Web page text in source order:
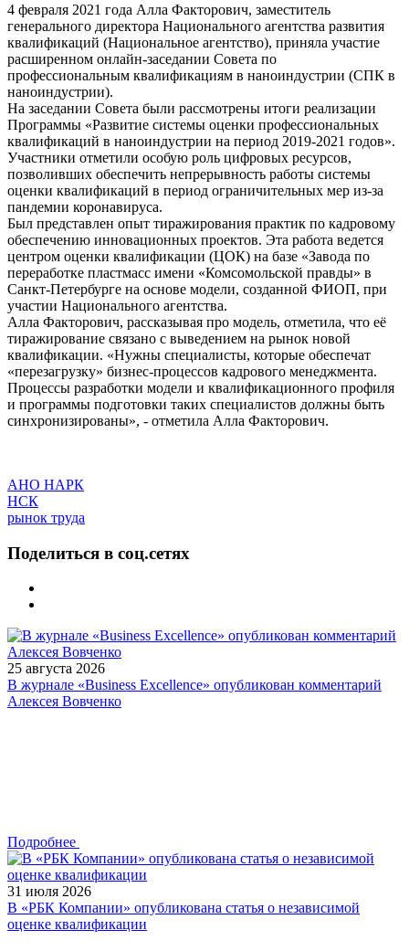
4 февраля 2021 года Алла Факторович, заместитель
генерального директора Национального агентства развития
квалификаций (Национальное агентство), приняла участие
расширенном онлайн-заседании Совета по
профессиональным квалификациям в наноиндустрии (СПК в
наноиндустрии).
На заседании Совета были рассмотрены итоги реализации
Программы «Развитие системы оценки профессиональных
квалификаций в наноиндустрии на период 2019-2021 годов».
Участники отметили особую роль цифровых ресурсов,
позволивших обеспечить непрерывность работы системы
оценки квалификаций в период ограничительных мер из-за
пандемии коронавируса.
Был представлен опыт тиражирования практик по кадровому
обеспечению инновационных проектов. Эта работа ведется
центром оценки квалификации (ЦОК) на базе «Завода по
переработке пластмасс имени «Комсомольской правды» в
Санкт-Петербурге на основе модели, созданной ФИОП, при
участии Национального агентства.
Алла Факторович, рассказывая про модель, отметила, что её
тиражирование связано с выведением на рынок новой
квалификации. «Нужны специалисты, которые обеспечат
«перезагрузку» бизнес-процессов кадрового менеджмента.
Процессы разработки модели и квалификационного профиля
и программы подготовки таких специалистов должны быть
синхронизированы», - отметила Алла Факторович.
АНО НАРК
НСК
рынок труда
Поделиться в соц.сетях
25 августа 2026
В журнале «Business Excellence» опубликован комментарий
Алексея Вовченко
Подробнее
31 июля 2026
В «РБК Компании» опубликована статья о независимой
оценке квалификации